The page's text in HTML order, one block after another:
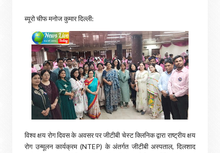
ब्यूरो चीफ मनोज कुमार दिल्ली:
विश्व क्षय रोग दिवस के अवसर पर जीटीबी चेस्ट क्लिनिक द्वारा राष्ट्रीय क्षय
रोग उन्मूलन कार्यक्रम (NTEP) के अंतर्गत जीटीबी अस्पताल, दिलशाद